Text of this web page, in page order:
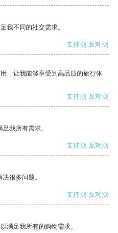
我不同的社交需求。
支持[0] 反对[0]
，让我能够享受到高品质的旅行体
支持[0] 反对[0]
我所有需求。
支持[0] 反对[0]
很多问题。
支持[0] 反对[0]
满足我所有的购物需求。